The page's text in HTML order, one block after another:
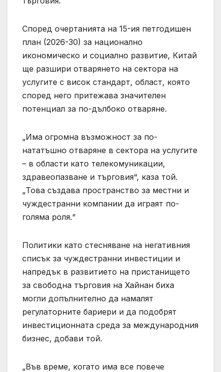
Според очертанията на 15-ия петгодишен
план (2026-30) за национално
икономическо и социално развитие, Китай
ще разшири отварянето на сектора на
услугите с висок стандарт, област, която
според него притежава значителен
потенциал за по-дълбоко отваряне.
„Има огромна възможност за по-
нататъшно отваряне в сектора на услугите
– в области като телекомуникации,
здравеопазване и търговия“, каза той.
„Това създава пространство за местни и
чуждестранни компании да играят по-
голяма роля.“
Политики като стесняване на негативния
списък за чуждестранни инвестиции и
напредък в развитието на пристанището
за свободна търговия на Хайнан биха
могли допълнително да намалят
регулаторните бариери и да подобрят
инвестиционната среда за международния
бизнес, добави той.
„Във време, когато има все повече